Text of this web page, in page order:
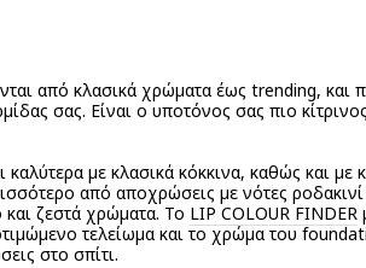
από κλασικά χρώματα έως trending, και
σας. Είναι ο υποτόνος σας πιο
με κλασικά κόκκινα, καθώς και
από αποχρώσεις με νότες
ζεστά χρώματα. Το LIP COLOUR FINDER
τελείωμα και το χρώμα του
στο σπίτι.